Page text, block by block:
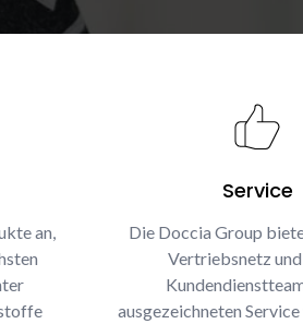
an,
Service
Die Doccia Group
Vertriebsnetz
ausgezeichneten